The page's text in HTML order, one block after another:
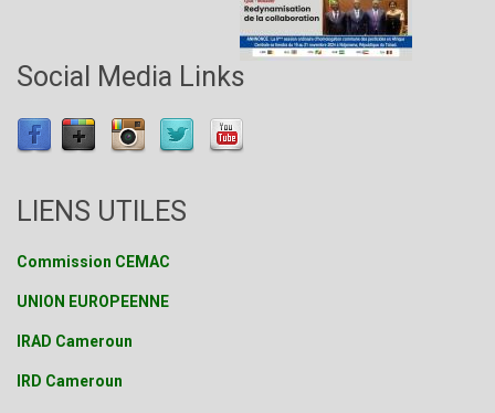
Social Media Links
LIENS UTILES
Commission CEMAC
UNION EUROPEENNE
IRAD Cameroun
IRD Cameroun